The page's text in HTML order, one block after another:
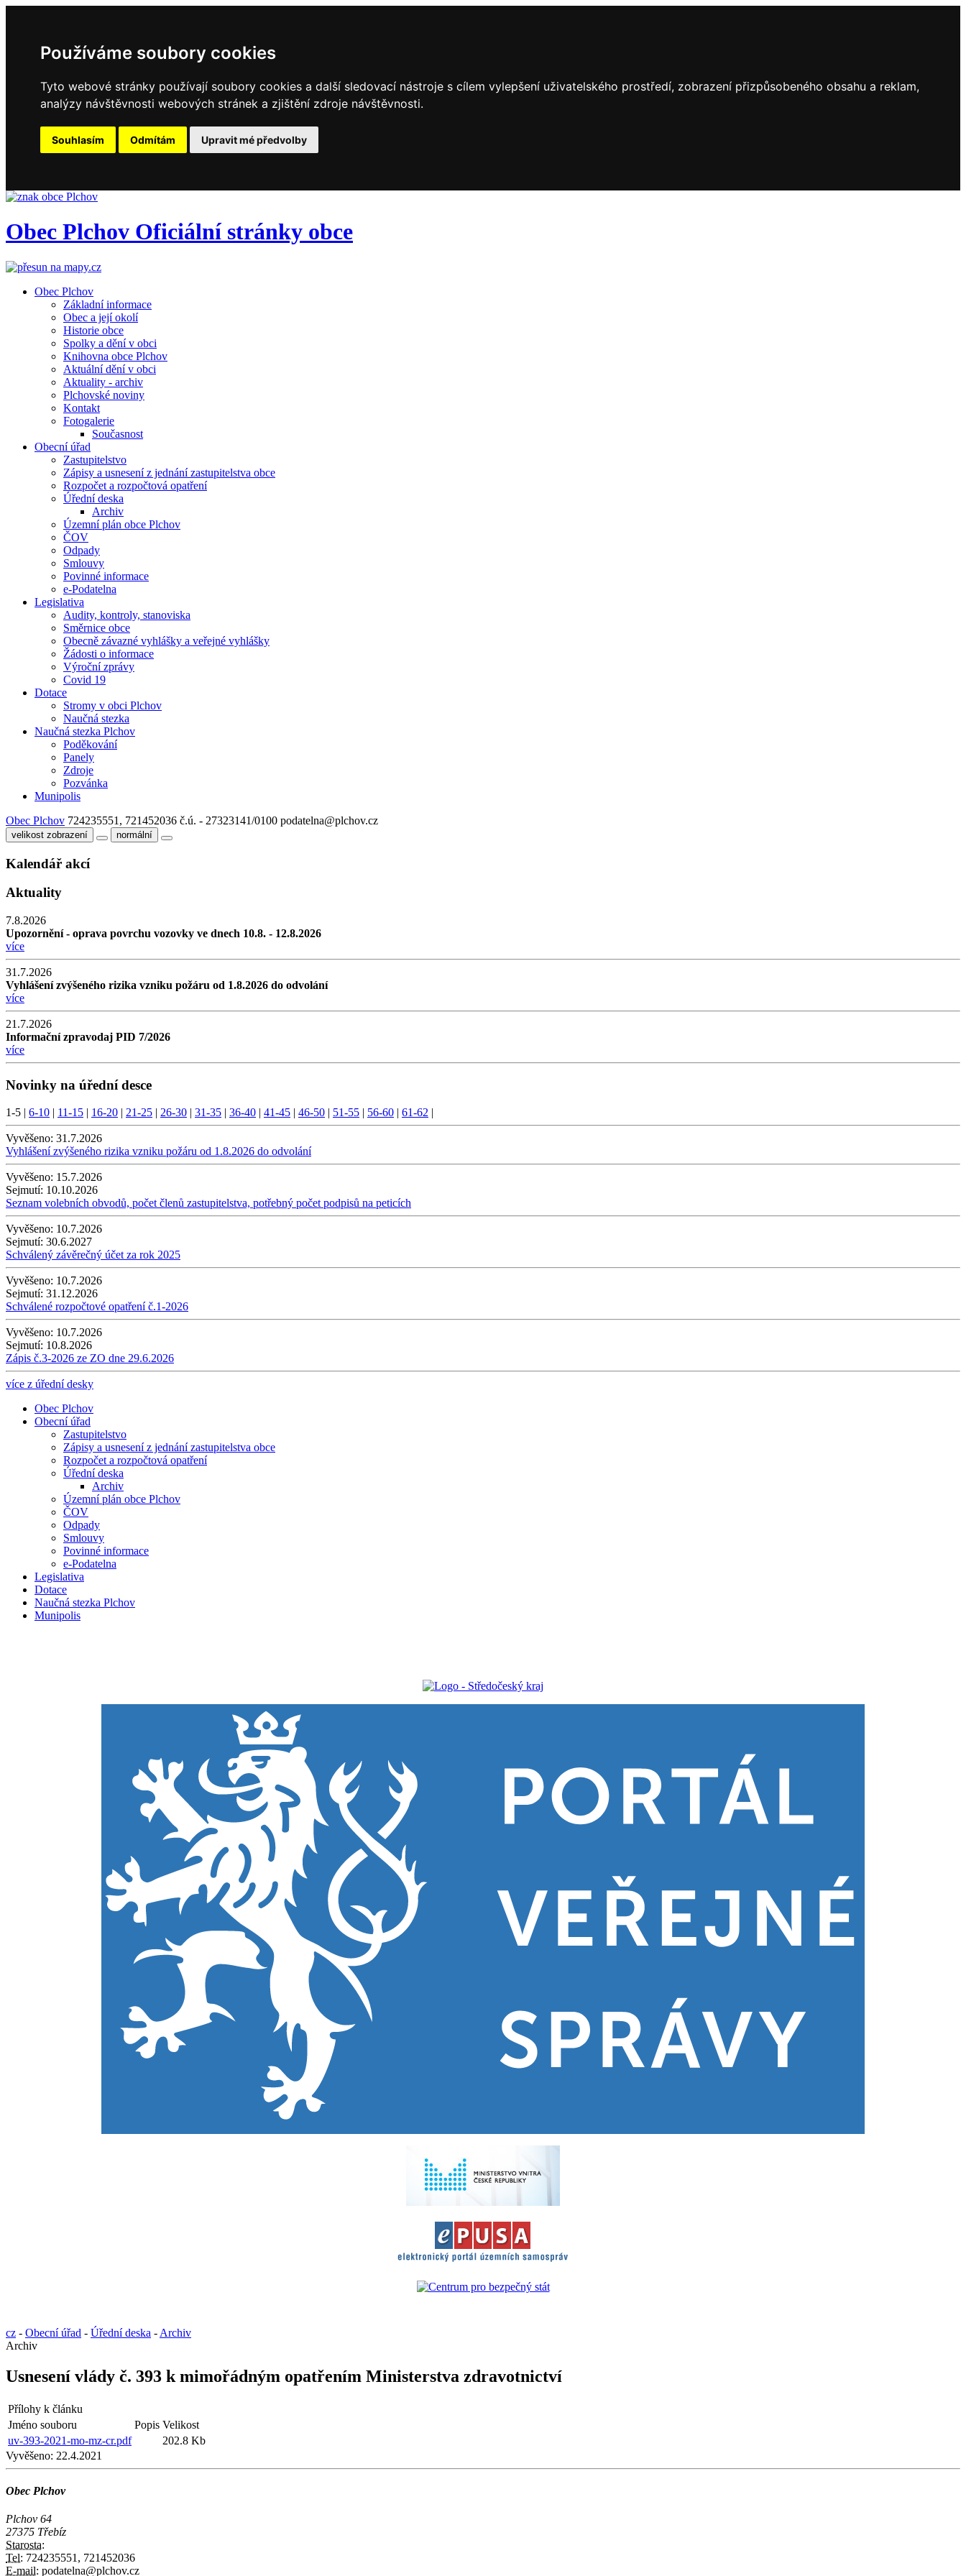
Používáme soubory cookies
Tyto webové stránky používají soubory cookies a další sledovací nástroje s cílem vylepšení uživatelského prostředí, zobrazení přizpůsobeného obsahu a reklam,
analýzy návštěvnosti webových stránek a zjištění zdroje návštěvnosti.
Souhlasím Odmítám Upravit mé předvolby
Obec Plchov Oficiální stránky obce
Obec Plchov
Základní informace
Obec a její okolí
Historie obce
Spolky a dění v obci
Knihovna obce Plchov
Aktuální dění v obci
Aktuality - archiv
Plchovské noviny
Kontakt
Fotogalerie
Současnost
Obecní úřad
Zastupitelstvo
Zápisy a usnesení z jednání zastupitelstva obce
Rozpočet a rozpočtová opatření
Úřední deska
Archiv
Územní plán obce Plchov
ČOV
Odpady
Smlouvy
Povinné informace
e-Podatelna
Legislativa
Audity, kontroly, stanoviska
Směrnice obce
Obecně závazné vyhlášky a veřejné vyhlášky
Žádosti o informace
Výroční zprávy
Covid 19
Dotace
Stromy v obci Plchov
Naučná stezka
Naučná stezka Plchov
Poděkování
Panely
Zdroje
Pozvánka
Munipolis
Obec Plchov 724235551, 721452036 č.ú. - 27323141/0100 podatelna@plchov.cz
velikost zobrazení normální
Kalendář akcí
Aktuality
7.8.2026
Upozornění - oprava povrchu vozovky ve dnech 10.8. - 12.8.2026
více
31.7.2026
Vyhlášení zvýšeného rizika vzniku požáru od 1.8.2026 do odvolání
více
21.7.2026
Informační zpravodaj PID 7/2026
více
Novinky na úřední desce
1-5 6-10 11-15 16-20 21-25 26-30 31-35 36-40 41-45 46-50 51-55 56-60 61-62
Vyvěšeno: 31.7.2026
Vyhlášení zvýšeného rizika vzniku požáru od 1.8.2026 do odvolání
Vyvěšeno: 15.7.2026
Sejmutí: 10.10.2026
Seznam volebních obvodů, počet členů zastupitelstva, potřebný počet podpisů na peticích
Vyvěšeno: 10.7.2026
Sejmutí: 30.6.2027
Schválený závěrečný účet za rok 2025
Vyvěšeno: 10.7.2026
Sejmutí: 31.12.2026
Schválené rozpočtové opatření č.1-2026
Vyvěšeno: 10.7.2026
Sejmutí: 10.8.2026
Zápis č.3-2026 ze ZO dne 29.6.2026
více z úřední desky
Obec Plchov
Obecní úřad
Zastupitelstvo
Zápisy a usnesení z jednání zastupitelstva obce
Rozpočet a rozpočtová opatření
Úřední deska
Archiv
Územní plán obce Plchov
ČOV
Odpady
Smlouvy
Povinné informace
e-Podatelna
Legislativa
Dotace
Naučná stezka Plchov
Munipolis
cz - Obecní úřad - Úřední deska - Archiv
Archiv
Usnesení vlády č. 393 k mimořádným opatřením Ministerstva zdravotnictví
Přílohy k článku
Jméno souboru
Popis Velikost
uv-393-2021-mo-mz-cr.pdf
202.8 Kb
Vyvěšeno: 22.4.2021
Obec Plchov
Plchov 64
27375 Třebíz
Starosta:
Tel: 724235551, 721452036
E-mail: podatelna@plchov.cz